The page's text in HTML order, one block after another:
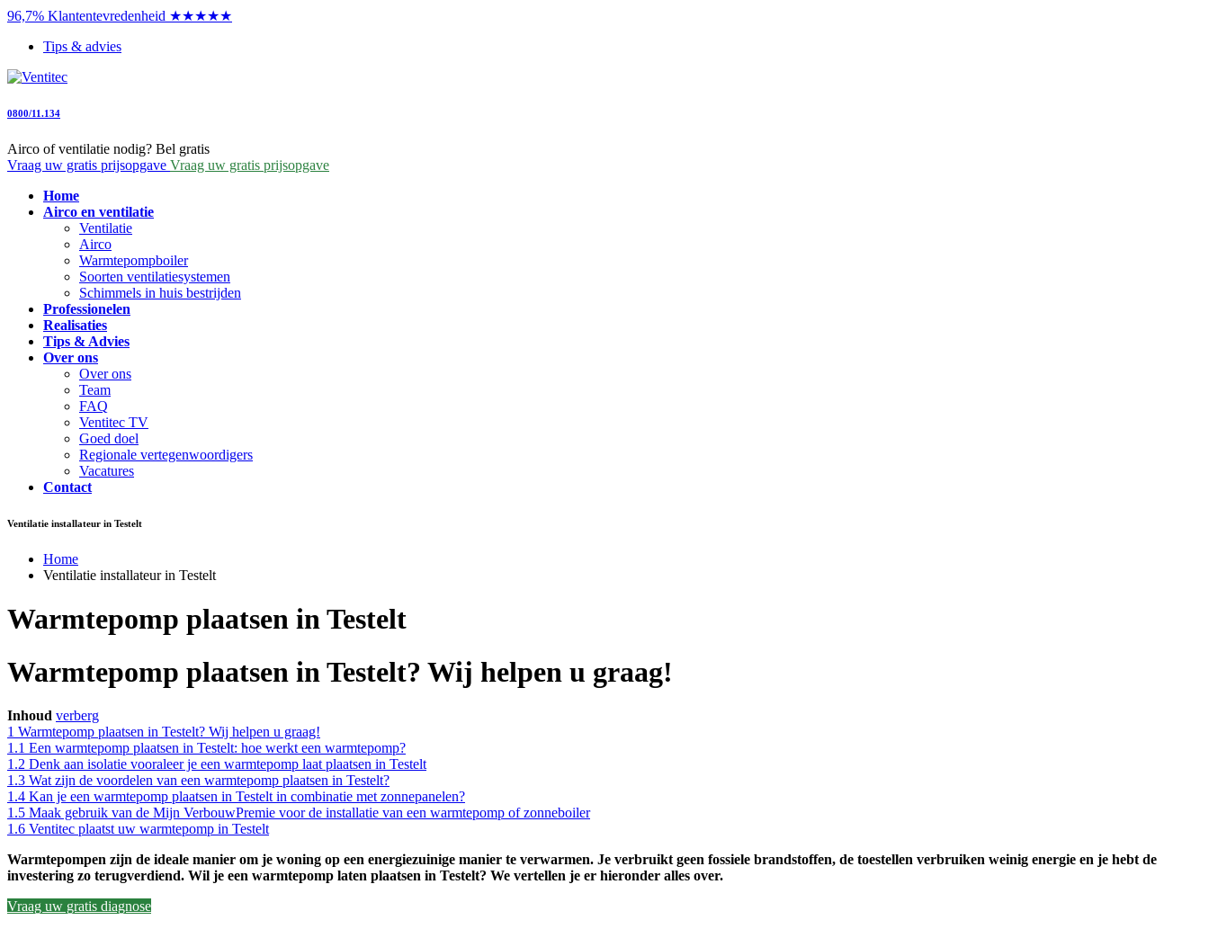
96,7% Klantentevredenheid ★★★★★
Tips & advies
0800/11.134
Airco of ventilatie nodig? Bel gratis
Vraag uw gratis prijsopgave Vraag uw gratis prijsopgave
Home
Airco en ventilatie
Ventilatie
Airco
Warmtepompboiler
Soorten ventilatiesystemen
Schimmels in huis bestrijden
Professionelen
Realisaties
Tips & Advies
Over ons
Over ons
Team
FAQ
Ventitec TV
Goed doel
Regionale vertegenwoordigers
Vacatures
Contact
Ventilatie installateur in Testelt
Home
Ventilatie installateur in Testelt
Warmtepomp plaatsen in Testelt
Warmtepomp plaatsen in Testelt? Wij helpen u graag!
Inhoud verberg
1 Warmtepomp plaatsen in Testelt? Wij helpen u graag!
1.1 Een warmtepomp plaatsen in Testelt: hoe werkt een warmtepomp?
1.2 Denk aan isolatie vooraleer je een warmtepomp laat plaatsen in Testelt
1.3 Wat zijn de voordelen van een warmtepomp plaatsen in Testelt?
1.4 Kan je een warmtepomp plaatsen in Testelt in combinatie met zonnepanelen?
1.5 Maak gebruik van de Mijn VerbouwPremie voor de installatie van een warmtepomp of zonneboiler
1.6 Ventitec plaatst uw warmtepomp in Testelt
Warmtepompen zijn de ideale manier om je woning op een energiezuinige manier te verwarmen. Je verbruikt geen fossiele brandstoffen, de toestellen verbruiken weinig energie en je hebt de
investering zo terugverdiend. Wil je een warmtepomp laten plaatsen in Testelt? We vertellen je er hieronder alles over.
Vraag uw gratis diagnose